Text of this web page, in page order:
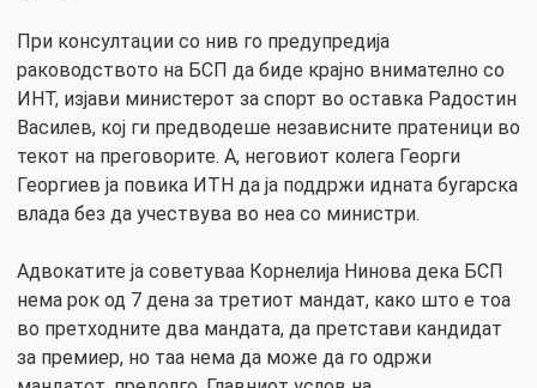
При консултации со нив го предупредија
раководството на БСП да биде крајно внимателно со
ИНТ, изјави министерот за спорт во оставка Радостин
Василев, кој ги предводеше независните пратеници во
текот на преговорите. А, неговиот колега Георги
Георгиев ја повика ИТН да ја поддржи идната бугарска
влада без да учествува во неа со министри.
Адвокатите ја советуваа Корнелија Нинова дека БСП
нема рок од 7 дена за третиот мандат, како што е тоа
во претходните два мандата, да претстави кандидат
за премиер, но таа нема да може да го одржи